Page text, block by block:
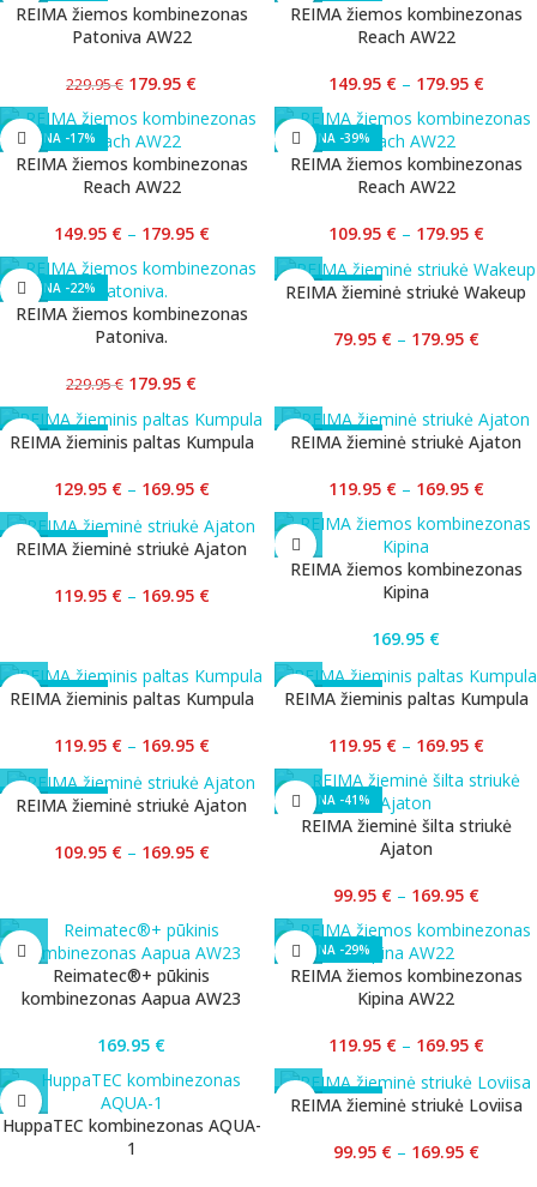
REIMA žiemos kombinezonas
Patoniva AW22
229.95€ 179.95 €
REIMA žiemos kombinezonas
Reach AW22
149.95 € – 179.95 €
-17%
REIMA žiemos kombinezonas
Reach AW22
149.95 € – 179.95 €
-39%
REIMA žiemos kombinezonas
Reach AW22
109.95 € – 179.95 €
-22%
REIMA žiemos kombinezonas
Patoniva.
229.95€ 179.95 €
-56%
REIMA žieminė striukė Wakeup
79.95 € – 179.95 €
-24%
REIMA žieminis paltas Kumpula
129.95 € – 169.95 €
-29%
REIMA žieminė striukė Ajaton
119.95 € – 169.95 €
-29%
REIMA žieminė striukė Ajaton
119.95 € – 169.95 €
REIMA žiemos kombinezonas
Kipina
169.95 €
-29%
REIMA žieminis paltas Kumpula
119.95 € – 169.95 €
-29%
REIMA žieminis paltas Kumpula
119.95 € – 169.95 €
-35%
REIMA žieminė striukė Ajaton
109.95 € – 169.95 €
-41%
REIMA žieminė šilta striukė
Ajaton
99.95 € – 169.95 €
Reimatec®+ pūkinis
kombinezonas Aapua AW23
169.95 €
-29%
REIMA žiemos kombinezonas
Kipina AW22
119.95 € – 169.95 €
HuppaTEC kombinezonas AQUA-
1
-41%
REIMA žieminė striukė Loviisa
99.95 € – 169.95 €